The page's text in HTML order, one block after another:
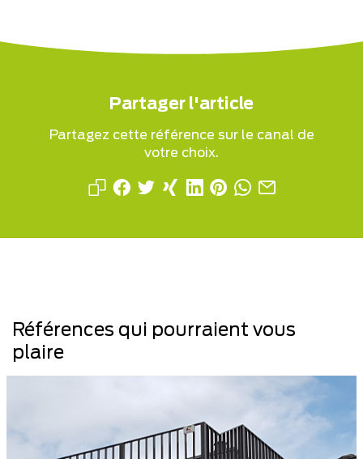
Partager l'article
Partagez cette référence sur le canal de
votre choix.
Références qui pourraient vous
plaire